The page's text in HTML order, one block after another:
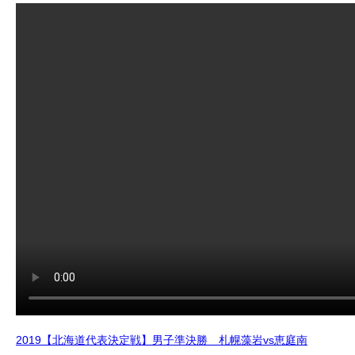
2019【北海道代表決定戦】男子準決勝 札幌藻岩vs恵庭南